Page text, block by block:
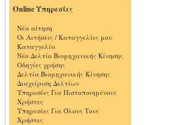
Online Υπηρεσίες
Νέα αίτηση
Οι Αιτήσεις / Καταγγελίες μου
Καταγγελία
Νέο Δελτίο Βιομηχανικής Κίνησης
Οδηγίες χρήσης
Δελτία Βιομηχανικής Κίνησης
Διαχείριση Δελτίων
Υπηρεσίες Για Πιστοποιημένους
Χρήστες
Υπηρεσίες Για Όλους Τους
Χρήστες